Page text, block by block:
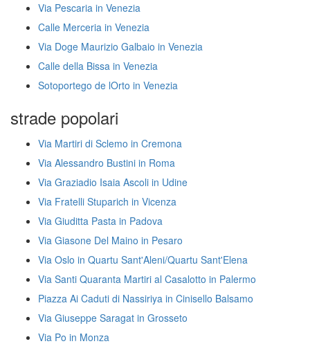
Via Pescaria in Venezia
Calle Merceria in Venezia
Via Doge Maurizio Galbaio in Venezia
Calle della Bissa in Venezia
Sotoportego de lOrto in Venezia
strade popolari
Via Martiri di Sclemo in Cremona
Via Alessandro Bustini in Roma
Via Graziadio Isaia Ascoli in Udine
Via Fratelli Stuparich in Vicenza
Via Giuditta Pasta in Padova
Via Giasone Del Maino in Pesaro
Via Oslo in Quartu Sant'Aleni/Quartu Sant'Elena
Via Santi Quaranta Martiri al Casalotto in Palermo
Piazza Ai Caduti di Nassiriya in Cinisello Balsamo
Via Giuseppe Saragat in Grosseto
Via Po in Monza